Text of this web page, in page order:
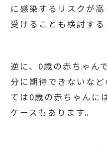
に感染するリスクが
受けることも検討する
逆に、0歳の赤ちゃん
分に期待できないな
ては0歳の赤ちゃんに
ケースもあります。